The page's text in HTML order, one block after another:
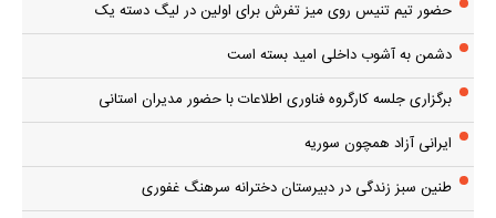
حضور تیم تنیس روی میز تفرش برای اولین در لیگ دسته یک
دشمن به آشوب داخلی امید بسته است
برگزاری جلسه کارگروه فناوری اطلاعات با حضور مدیران استانی
ایرانی آزاد همچون سوریه
طنین سبز زندگی در دبیرستان دخترانه سرهنگ غفوری